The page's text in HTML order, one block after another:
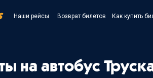
Наши рейсы Возврат билетов Как купить
на автобус